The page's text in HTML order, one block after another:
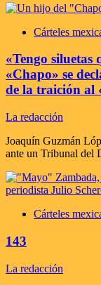
Cárteles
«Tengo siluetas
«Chapo» se
de la traición al
La redacción
Joaquín Guzmán
ante un Tribunal del
Cárteles
143
La redacción